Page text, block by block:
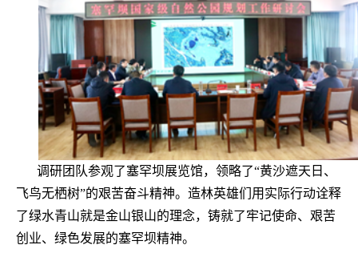
调研团队参观了塞罕坝展览馆，领略了“黄沙遮天日、
飞鸟无栖树”的艰苦奋斗精神。造林英雄们用实际行动诠释
了绿水青山就是金山银山的理念，铸就了牢记使命、艰苦
创业、绿色发展的塞罕坝精神。